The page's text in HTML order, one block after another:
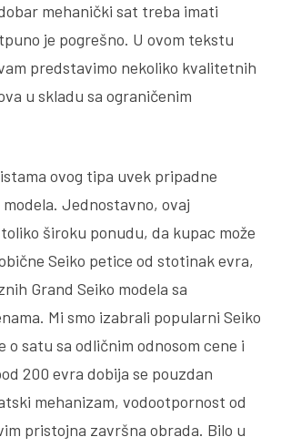
mehanički sat treba imati
je pogrešno. U ovom tekstu
predstavimo nekoliko kvalitetnih
u skladu sa ograničenim
ovog tipa uvek pripadne
modela. Jednostavno, ovaj
široku ponudu, da kupac može
Seiko petice od stotinak evra,
Grand Seiko modela sa
Mi smo izabrali popularni Seiko
o satu sa odličnim odnosom cene i
200 evra dobija se pouzdan
mehanizam, vodootpornost od
pristojna završna obrada. Bilo u